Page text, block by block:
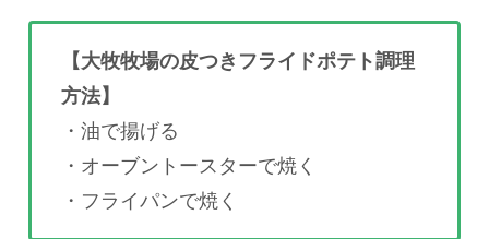
【大牧牧場の皮つきフライドポテト調理
方法】
・油で揚げる
・オーブントースターで焼く
・フライパンで焼く